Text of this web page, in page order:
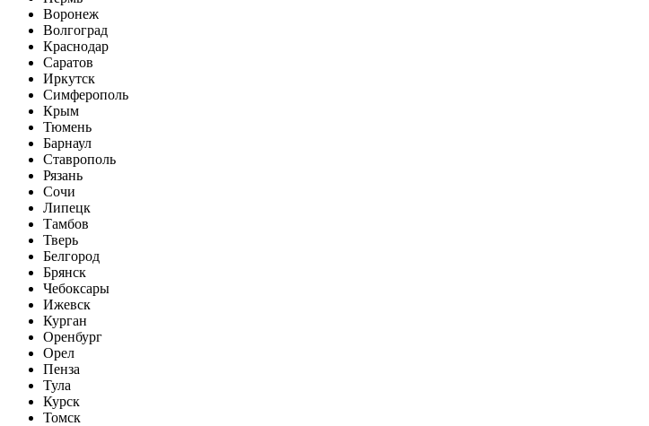
Воронеж
Волгоград
Краснодар
Саратов
Иркутск
Симферополь
Крым
Тюмень
Барнаул
Ставрополь
Рязань
Сочи
Липецк
Тамбов
Тверь
Белгород
Брянск
Чебоксары
Ижевск
Курган
Оренбург
Орел
Пенза
Тула
Курск
Томск